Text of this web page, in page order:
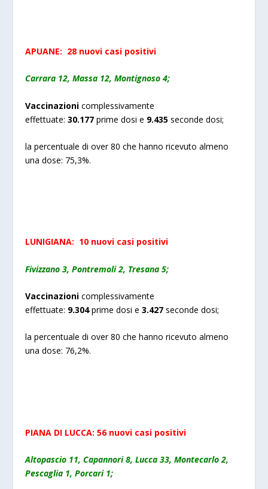
APUANE: 28 nuovi casi positivi
Carrara 12, Massa 12, Montignoso 4;
Vaccinazioni complessivamente
effettuate:30.177 prime dosi e 9.435seconde dosi;
la percentuale di over 80 che hanno ricevuto almeno
una dose: 75,3%.
LUNIGIANA: 10 nuovi casi positivi
Fivizzano 3, Pontremoli 2, Tresana 5;
Vaccinazioni complessivamente
effettuate: 9.304 prime dosi e3.427 seconde dosi;
la percentuale di over 80 che hanno ricevuto almeno
una dose: 76,2%.
PIANA DI LUCCA: 56nuovi casi positivi
Altopascio 11, Capannori 8, Lucca 33, Montecarlo 2,
Pescaglia 1, Porcari 1;